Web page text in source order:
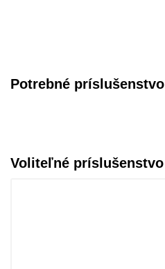
Potrebné príslušenstvo
Voliteľné príslušenstvo